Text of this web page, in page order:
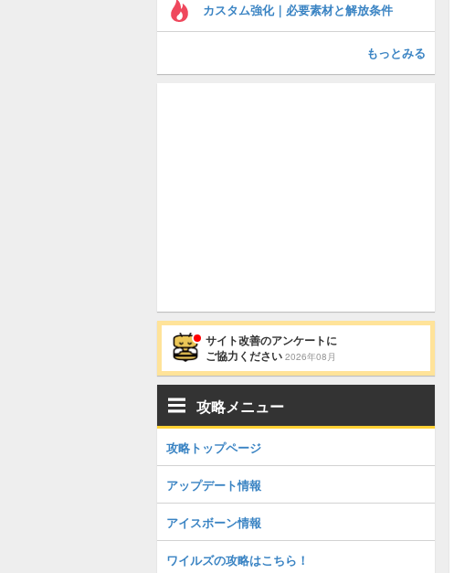
カスタム強化｜必要素材と解放条件
もっとみる
サイト改善のアンケートに
ご協力ください 2026年08月
攻略メニュー
攻略トップページ
アップデート情報
アイスボーン情報
ワイルズの攻略はこちら！